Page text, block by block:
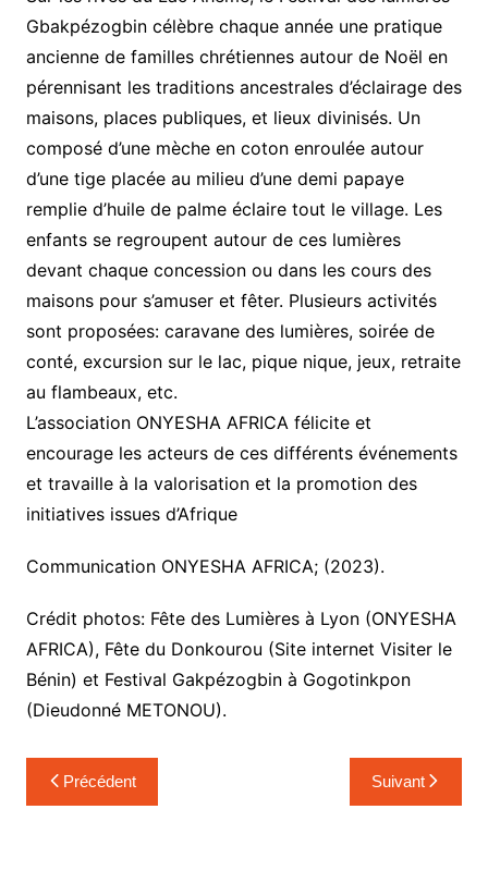
Gbakpézogbin célèbre chaque année une pratique
ancienne de familles chrétiennes autour de Noël en
pérennisant les traditions ancestrales d’éclairage des
maisons, places publiques, et lieux divinisés. Un
composé d’une mèche en coton enroulée autour
d’une tige placée au milieu d’une demi papaye
remplie d’huile de palme éclaire tout le village. Les
enfants se regroupent autour de ces lumières
devant chaque concession ou dans les cours des
maisons pour s’amuser et fêter. Plusieurs activités
sont proposées: caravane des lumières, soirée de
conté, excursion sur le lac, pique nique, jeux, retraite
au flambeaux, etc.
L’association ONYESHA AFRICA félicite et
encourage les acteurs de ces différents événements
et travaille à la valorisation et la promotion des
initiatives issues d’Afrique
Communication ONYESHA AFRICA; (2023).
Crédit photos: Fête des Lumières à Lyon (ONYESHA
AFRICA), Fête du Donkourou (Site internet Visiter le
Bénin) et Festival Gakpézogbin à Gogotinkpon
(Dieudonné METONOU).
Navigation
de
Précédent Suivant